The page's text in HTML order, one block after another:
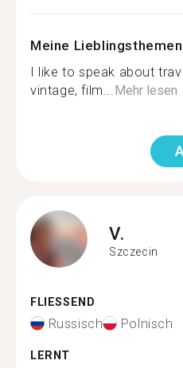
Meine Lieblingsthemen
I like to speak about
vintage, film...Mehr lesen
V.
Szczecin
FLIESSEND
Russisch Polnisch
LERNT